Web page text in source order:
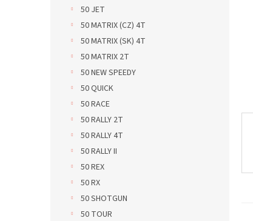
50 JET
50 MATRIX (CZ) 4T
50 MATRIX (SK) 4T
50 MATRIX 2T
50 NEW SPEEDY
50 QUICK
50 RACE
50 RALLY 2T
50 RALLY 4T
50 RALLY II
50 REX
50 RX
50 SHOTGUN
50 TOUR